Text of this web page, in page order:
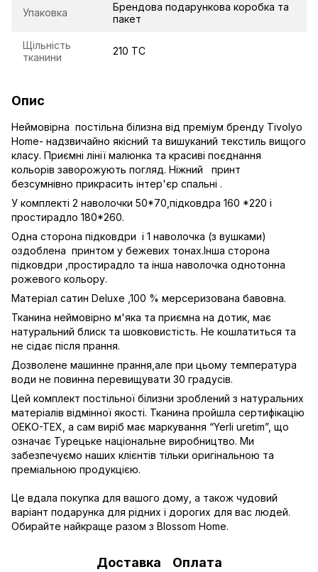
Упаковка
Брендова подарункова коробка та
пакет
Щільність
тканини
210 TC
Опис
Неймовірна постільна білизна від преміум бренду Tivolyo
Home- надзвичайно якісний та вишуканий текстиль вищого
класу. Приємні лінії малюнка та красиві поєднання
кольорів заворожують погляд. Ніжний принт
безсумнівно прикрасить інтер'єр спальні .
У комплекті 2 наволочки 50*70,підковдра 160 *220 і
простирадло 180*260.
Одна сторона підковдри і 1 наволочка (з вушками)
оздоблена принтом у бежевих тонах.Інша сторона
підковдри ,простирадло та інша наволочка однотонна
рожевого кольору.
Матеріал сатин Deluxe ,100 % мерсеризована бавовна.
Тканина неймовірно м'яка та приємна на дотик, має
натуральний блиск та шовковистість. Не кошлатиться та
не сідає після прання.
Дозволене машинне прання,але при цьому температура
води не повинна перевищувати 30 градусів.
Цей комплект постільної білизни зроблений з натуральних
матеріалів відмінної якості. Тканина пройшла сертифікацію
OEKO-TEX, а сам виріб має маркування “Yerli uretim”, що
означає Турецьке національне виробництво. Ми
забезпечуємо наших клієнтів тільки оригінальною та
преміальною продукцією.
Це вдала покупка для вашого дому, а також чудовий
варіант подарунка для рідних і дорогих для вас людей.
Обирайте найкраще разом з Blossom Home.
Доставка Оплата